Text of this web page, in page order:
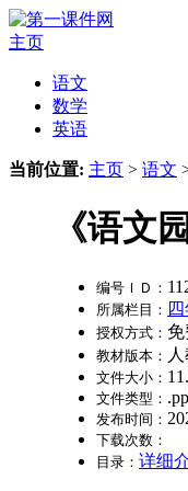
主页
语文
数学
英语
当前位置: 主页 > 语文
《语文
编号ＩＤ：
所属栏目：
授权方式：
教材版本：
文件大小：
文件类型：
发布时间：
下载次数：
目录： 详细